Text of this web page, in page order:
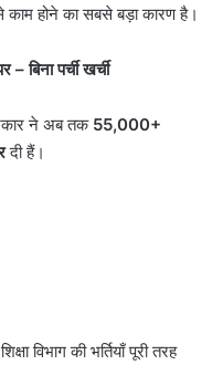
होने का सबसे बड़ा कारण है।
–बिना पर्ची खर्ची
ने अब तक 55,000+
दी हैं।
विभाग की भर्तियाँ पूरी तरह